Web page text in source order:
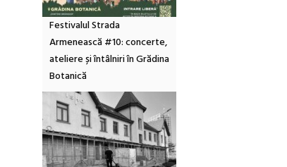
Festivalul Strada
Armenească #10: concerte,
ateliere și întâlniri în Grădina
Botanică